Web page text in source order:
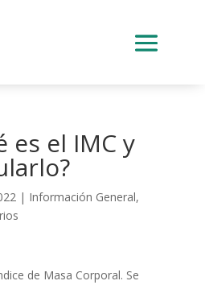
es el IMC y
| Información General,
de Masa Corporal. Se